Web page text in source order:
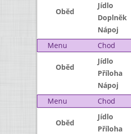
Oběd
Jídlo
Doplněk
Nápoj
Menu
Chod
Oběd
Jídlo
Příloha
Nápoj
Menu
Chod
Oběd
Jídlo
Příloha